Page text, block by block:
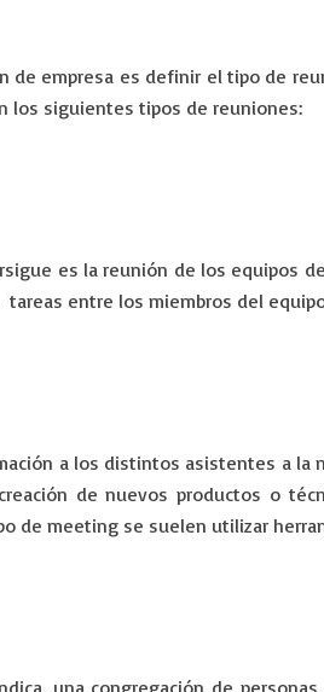
de empresa es definir el tipo de
los siguientes tipos de reuniones:
es la reunión de los equipos
entre los miembros del
a los distintos asistentes a la
de nuevos productos o
de meeting se suelen utilizar
una congregación de